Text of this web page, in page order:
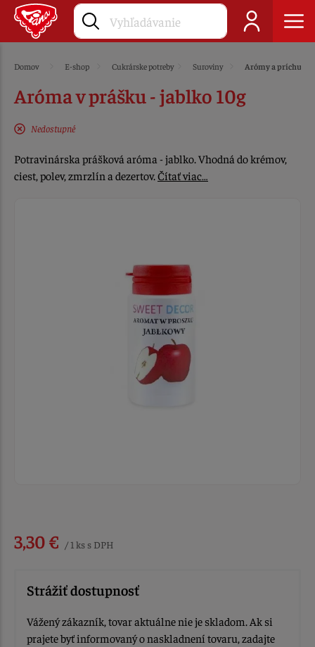
Domov E-shop Cukrárske potreby Suroviny Arómy a príchute
Aróma v prášku - jablko 10g
Nedostupné
Potravinárska prášková aróma - jablko. Vhodná do krémov,
ciest, polev, zmrzlín a dezertov.Čítať viac…
3,30 € / 1 ks s DPH
Strážiť dostupnosť
Vážený zákazník, tovar aktuálne nie je skladom. Ak si
prajete byť informovaný o naskladnení tovaru, zadajte